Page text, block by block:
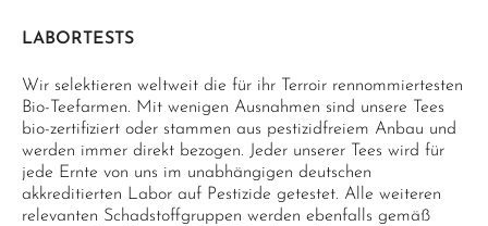
LABORTESTS
Wir selektieren weltweit die für ihr Terroir rennommiertesten
Bio-Teefarmen. Mit wenigen Ausnahmen sind unsere Tees
bio-zertifiziert oder stammen aus pestizidfreiem Anbau und
werden immer direkt bezogen. Jeder unserer Tees wird für
jede Ernte von uns im unabhängigen deutschen
akkreditierten Labor auf Pestizide getestet. Alle weiteren
relevanten Schadstoffgruppen werden ebenfalls gemäß